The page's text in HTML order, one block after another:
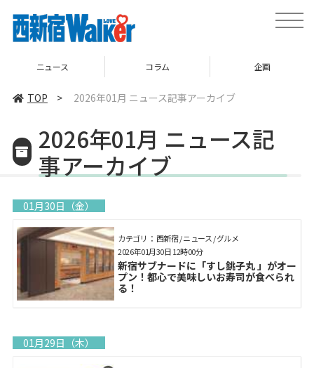
toggle
ニュース コラム 企画
TOP > 2026年01月 ニュース記事アーカイブ
2026年01月 ニュース記
事アーカイブ
01月30日（金）
カテゴリ： 西新宿 / ニュース / グルメ
新宿サブナードに「すし銚子丸 」がオー
プン！都心で美味しいお寿司が食べられ
る！
2026年01月30日 12時00分
01月29日（木）